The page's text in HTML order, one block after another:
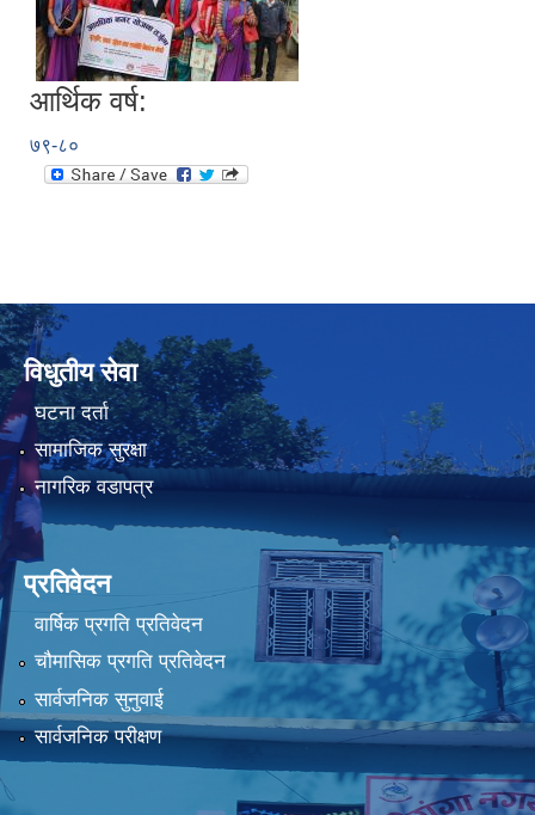
आर्थिक वर्ष:
७९-८०
विधुतीय सेवा
घटना दर्ता
सामाजिक सुरक्षा
नागरिक वडापत्र
प्रतिवेदन
वार्षिक प्रगति प्रतिवेदन
चौमासिक प्रगति प्रतिवेदन
सार्वजनिक सुनुवाई
सार्वजनिक परीक्षण